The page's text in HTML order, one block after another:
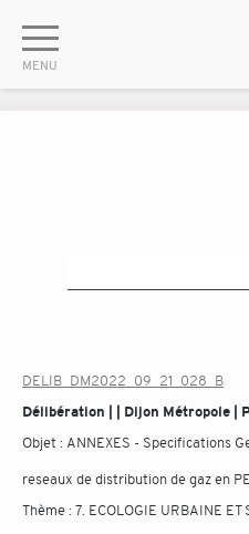
DELIB_DM2022_09_21_028_B
Délibération | | Dijon Métropole |
Objet : ANNEXES - Specifications
reseaux de distribution de gaz en PE
Thème :7. ECOLOGIE URBAINE ET